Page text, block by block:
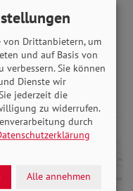
auf
fordert ein…
von Drittanbietern, um
und auf Basis von
verbessern. Sie können
Dienste wir
jederzeit die
zu widerrufen.
durch
Alle annehmen